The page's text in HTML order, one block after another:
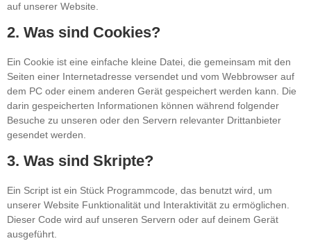
auf unserer Website.
2. Was sind Cookies?
Ein Cookie ist eine einfache kleine Datei, die gemeinsam mit den
Seiten einer Internetadresse versendet und vom Webbrowser auf
dem PC oder einem anderen Gerät gespeichert werden kann. Die
darin gespeicherten Informationen können während folgender
Besuche zu unseren oder den Servern relevanter Drittanbieter
gesendet werden.
3. Was sind Skripte?
Ein Script ist ein Stück Programmcode, das benutzt wird, um
unserer Website Funktionalität und Interaktivität zu ermöglichen.
Dieser Code wird auf unseren Servern oder auf deinem Gerät
ausgeführt.